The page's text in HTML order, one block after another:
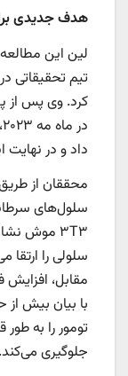
هدف جدیدی
لین این
کرد. وی پس از
داد و در نهایت
محققان از
سلول‌های
سلولی را
تومور را به
جلوگیری می‌کند.